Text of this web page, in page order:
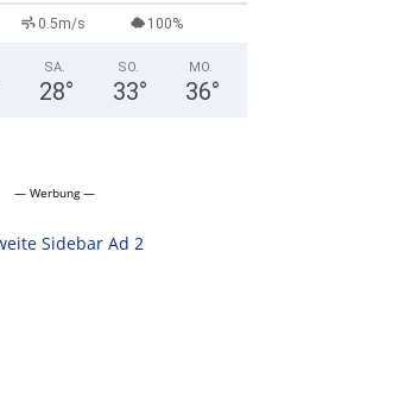
0.5m/s 100%
SA.
28°
SO.
33°
MO.
36°
— Werbung —